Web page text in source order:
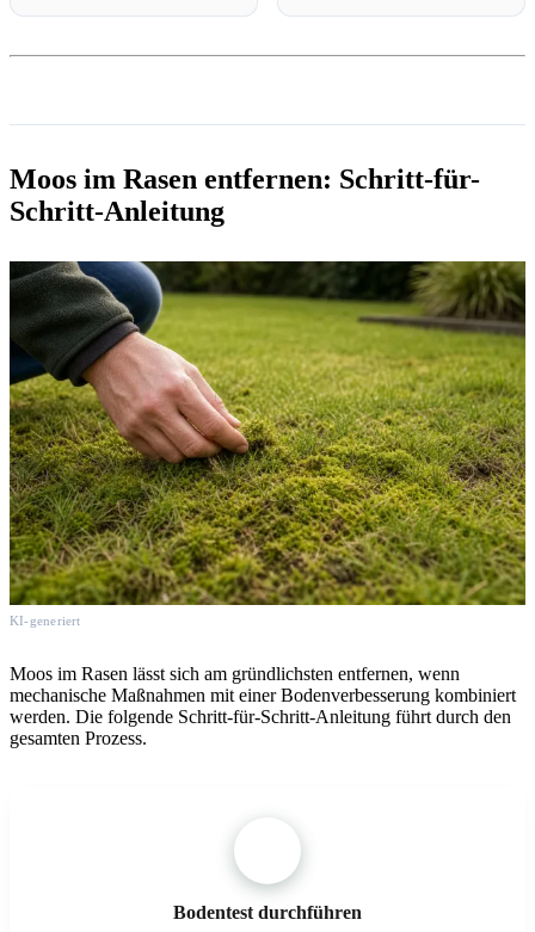
Moos im Rasen entfernen: Schritt-für-
Schritt-Anleitung
KI-generiert
Moos im Rasen lässt sich am gründlichsten entfernen, wenn
mechanische Maßnahmen mit einer Bodenverbesserung kombiniert
werden. Die folgende Schritt-für-Schritt-Anleitung führt durch den
gesamten Prozess.
Bodentest durchführen